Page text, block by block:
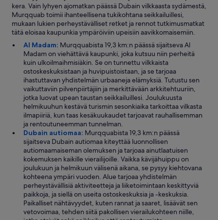
kera. Vain lyhyen ajomatkan päässä Dubain vilkkaasta sydämestä,
Murqquab toimii ihanteellisena tukikohtana seikkailuillesi,
mukaan lukien perheystävälliset retket ja rennot tutkimusmatkat
tätä eloisaa kaupunkia ympäröiviin upeisiin aavikkomaisemiin.
Al Madam: Murqquabista 19,3 km:n päässä sijaitseva Al
Madam on viehättävä kaupunki, joka kutsuu niin perheitä
kuin ulkoilmaihmisiäkin. Se on tunnettu vilkkaista
ostoskeskuksistaan ja huvipuistoistaan, ja se tarjoaa
ihastuttavan yhdistelmän urbaaneja elämyksiä. Tutustu sen
vaikuttaviin pilvenpiirtäjiin ja merkittävään arkkitehtuuriin,
jotka luovat upean taustan seikkailuillesi. Joulukuusta
helmikuuhun kestävä turismin sesonkiaika tarkoittaa vilkasta
ilmapiiriä, kun taas kesäkuukaudet tarjoavat rauhallisemman
ja rentoutuneemman tunnelman.
Dubain autiomaa: Murqquabista 19,3 km:n päässä
sijaitseva Dubain autiomaa kiteyttää luonnollisen
autiomaamaiseman olemuksen ja tarjoaa ainutlaatuisen
kokemuksen kaikille vierailijoille. Vaikka kävijähuippu on
joulukuun ja helmikuun välisenä aikana, se pysyy kiehtovana
kohteena ympäri vuoden. Alue tarjoaa yhdistelmän
perheystävällisiä aktiviteetteja ja liiketoimintaan keskittyviä
paikkoja, ja siellä on useita ostoskeskuksia ja -keskuksia.
Paikalliset nähtävyydet, kuten rannat ja saaret, lisäävät sen
vetovoimaa, tehden siitä pakollisen vierailukohteen niille,